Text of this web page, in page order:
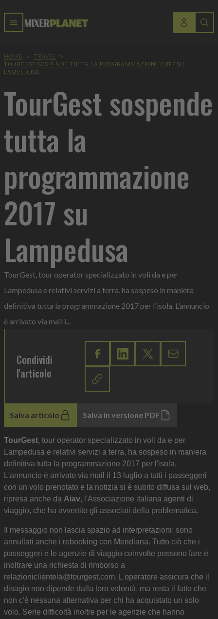
HOME > TRAVEL
>
TOURGEST SOSPENDE TUTTA LA PROGRAMMAZIONE 2017 SU
LAMPEDUSA
TourGest sospende
tutta la
programmazione
2017 su
Lampedusa
TourGest, tour operator specializzato in voli da e per
Lampedusa e relativi servizi a terra, ha sospeso in maniera
definitiva tutta la programmazione 2017 per l'isola. L'annuncio
è arrivato via mail i...
Condividi
l'articolo
Salva articolo Salva in versione PDF
TourGest, tour operator specializzato in voli da e per
Lampedusa e relativi servizi a terra, ha sospeso in maniera
definitiva tutta la programmazione 2017 per l'isola.
L'annuncio è arrivato via mail il 13 luglio a tutti i passeggeri
con un volo prenotato e la notizia si è subito diffusa sul web,
ripresa anche da Aiav, l'Associazione italiana agenti di
viaggio, che ha avvertito gli associati della problematica.
Il messaggio non lascia spazio ad interpretazioni: sono
annullati anche i rebooking con Meridiana. Tutto ciò che i
passeggeri e le agenzie di viaggio coinvolte possono fare è
inoltrare una richiesta di rimborso a
relazioniclientela@tourgest.com. L'operatore assicura che il
disagio non dipende dalla loro volontà, ma resta il fatto che
non c'è nessuna alternativa per chi ha acquistato un solo
volo. Serie difficoltà inoltre per le agenzie che hanno